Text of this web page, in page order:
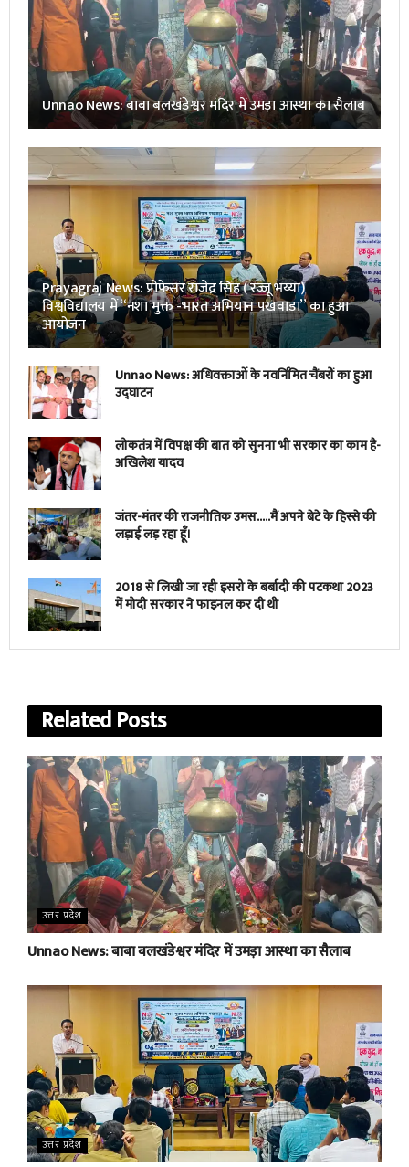
Unnao News: बाबा बलखंडेश्वर मंदिर में उमड़ा आस्था का सैलाब
Prayagraj News: प्रोफेसर राजेंद्र सिंह ( रज्जू भय्या)
विश्वविद्यालय में “नशा मुक्त -भारत अभियान पखवाडा” का हुआ
आयोजन
Unnao News: अधिवक्ताओं के नवर्निमित चैंबरों का हुआ
उद्घाटन
लोकतंत्र में विपक्ष की बात को सुनना भी सरकार का काम है-
अखिलेश यादव
जंतर-मंतर की राजनीतिक उमस…..मैं अपने बेटे के हिस्से की
लड़ाई लड़ रहा हूँ।
2018 से लिखी जा रही इसरो के बर्बादी की पटकथा 2023
में मोदी सरकार ने फाइनल कर दी थी
RelatedPosts
उत्तर प्रदेश
Unnao News: बाबा बलखंडेश्वर मंदिर में उमड़ा आस्था का सैलाब
उत्तर प्रदेश